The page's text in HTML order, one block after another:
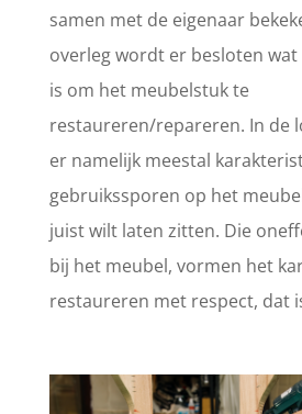
samen met de eigenaar
overleg wordt er besloten
is om het meubelstuk te
restaureren/repareren. In de
er namelijk meestal
gebruikssporen op het
juist wilt laten zitten. Die
bij het meubel, vormen het
restaureren met respect, dat